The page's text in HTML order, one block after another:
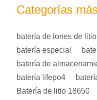
Categorías
batería de iones de litio
batería especial
batería de
batería lifepo4
Batería de litio 18650